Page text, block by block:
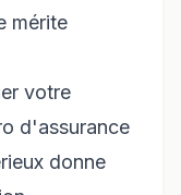
mérite
votre
d'assurance
donne